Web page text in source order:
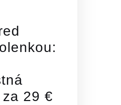
29 €